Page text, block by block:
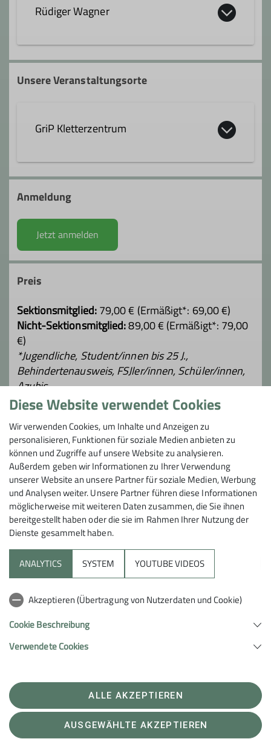
Rüdiger Wagner
Qualifikationen
Unsere Veranstaltungsorte
GriP Kletterzentrum
John-F.-Kennedy-Str. 3
73037 Göppingen
Anmeldung
Jetzt anmelden
Preis
Sektionsmitglied:79,00 € (Ermäßigt*: 69,00 €)
Nicht-Sektionsmitglied:89,00 € (Ermäßigt*: 79,00
€)
*Jugendliche, Student/innen bis 25 J.,
Behindertenausweis, FSJler/innen, Schüler/innen,
Azubis
Maximale Teilnehmeranzahl
6
Sektion
Hilfreiche Links
Sektion Hohenstaufen Göppingen des Deutschen Alpenvereins e.V.
Telefon +49716169307
Diese Website verwendet Cookies
Wir verwenden Cookies, um Inhalte und Anzeigen zu
personalisieren, Funktionen für soziale Medien anbieten zu
können und Zugriffe auf unsere Website zu analysieren.
Außerdem geben wir Informationen zu Ihrer Verwendung
unserer Website an unsere Partner für soziale Medien, Werbung
und Analysen weiter. Unsere Partner führen diese Informationen
möglicherweise mit weiteren Daten zusammen, die Sie ihnen
bereitgestellt haben oder die sie im Rahmen Ihrer Nutzung der
Dienste gesammelt haben.
ANALYTICS SYSTEM YOUTUBE VIDEOS
Akzeptieren (Übertragung von Nutzerdaten und Cookie)
Cookie Beschreibung
Verwendete Cookies
ALLE AKZEPTIEREN
AUSGEWÄHLTE AKZEPTIEREN